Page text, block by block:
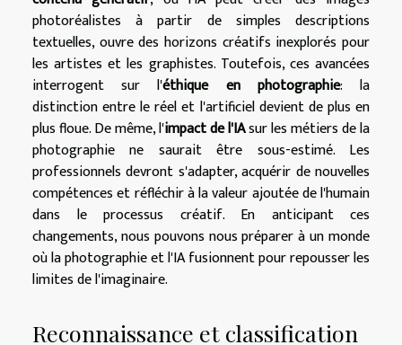
photoréalistes à partir de simples descriptions
textuelles, ouvre des horizons créatifs inexplorés pour
les artistes et les graphistes. Toutefois, ces avancées
interrogent sur l'éthique en photographie: la
distinction entre le réel et l'artificiel devient de plus en
plus floue. De même, l'impact de l'IAsur les métiers de la
photographie ne saurait être sous-estimé. Les
professionnels devront s'adapter, acquérir de nouvelles
compétences et réfléchir à la valeur ajoutée de l'humain
dans le processus créatif. En anticipant ces
changements, nous pouvons nous préparer à un monde
où la photographie et l'IA fusionnent pour repousser les
limites de l'imaginaire.
Reconnaissance et classification